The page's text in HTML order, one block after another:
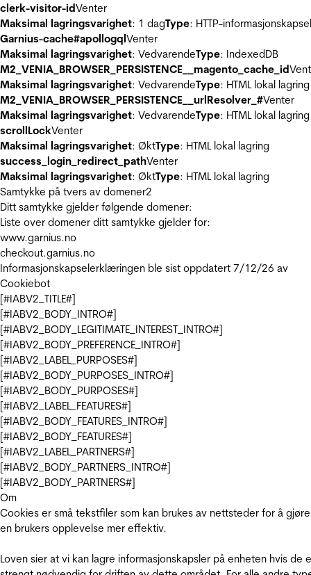
clerk-visitor-idVenter
Maksimal lagringsvarighet: 1 dagType: HTTP-informasjonskapsel
Garnius-cache#apollogqlVenter
Maksimal lagringsvarighet: VedvarendeType: IndexedDB
M2_VENIA_BROWSER_PERSISTENCE__magento_cache_id
Maksimal lagringsvarighet: VedvarendeType: HTML lokal lagring
M2_VENIA_BROWSER_PERSISTENCE__urlResolver_#Venter
Maksimal lagringsvarighet: VedvarendeType: HTML lokal lagring
scrollLockVenter
Maksimal lagringsvarighet: ØktType: HTML lokal lagring
success_login_redirect_pathVenter
Maksimal lagringsvarighet: ØktType: HTML lokal lagring
Samtykke på tvers av domener2
Ditt samtykke gjelder følgende domener:
Liste over domener ditt samtykke gjelder for:
www.garnius.no
checkout.garnius.no
Informasjonskapselerklæringen ble sist oppdatert 7/12/26 av
Cookiebot
[#IABV2_TITLE#]
[#IABV2_BODY_INTRO#]
[#IABV2_BODY_LEGITIMATE_INTEREST_INTRO#]
[#IABV2_BODY_PREFERENCE_INTRO#]
[#IABV2_LABEL_PURPOSES#]
[#IABV2_BODY_PURPOSES_INTRO#]
[#IABV2_BODY_PURPOSES#]
[#IABV2_LABEL_FEATURES#]
[#IABV2_BODY_FEATURES_INTRO#]
[#IABV2_BODY_FEATURES#]
[#IABV2_LABEL_PARTNERS#]
[#IABV2_BODY_PARTNERS_INTRO#]
[#IABV2_BODY_PARTNERS#]
Om
Cookies er små tekstfiler som kan brukes av nettsteder for å gjøre
en brukers opplevelse mer effektiv.
Loven sier at vi kan lagre informasjonskapsler på enheten hvis de